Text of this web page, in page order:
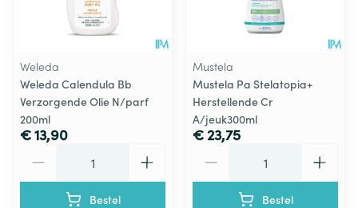
Weleda
Weleda Calendula Bb
Verzorgende Olie N/parf
200ml
€ 13,90
Bestel
Mustela
Mustela Pa Stelatopia+
Herstellende Cr
A/jeuk300ml
€ 23,75
Bestel